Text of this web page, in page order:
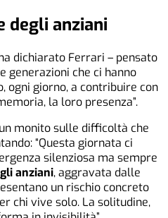
degli anziani
dichiarato Ferrari – pensato
generazioni che ci hanno
ogni giorno, a contribuire con
la loro presenza”.
monito sulle difficoltà che
“Questa giornata ci
silenziosa ma sempre
anziani, aggravata dalle
un rischio concreto
chi vive solo. La solitudine,